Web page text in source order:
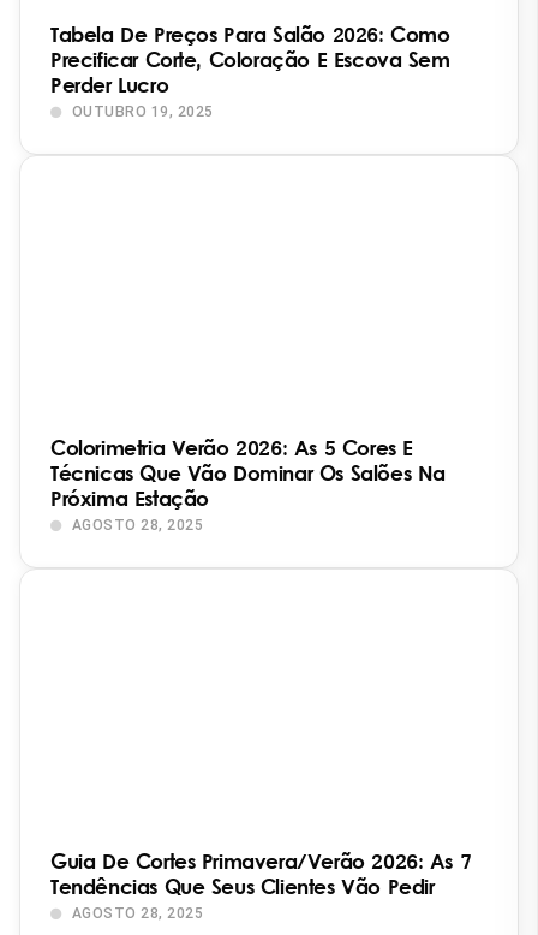
Tabela De Preços Para Salão 2026: Como
Precificar Corte, Coloração E Escova Sem
Perder Lucro
OUTUBRO 19, 2025
Colorimetria Verão 2026: As 5 Cores E
Técnicas Que Vão Dominar Os Salões Na
Próxima Estação
AGOSTO 28, 2025
Guia De Cortes Primavera/Verão 2026: As 7
Tendências Que Seus Clientes Vão Pedir
AGOSTO 28, 2025